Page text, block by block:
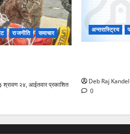
राजनीति समाचार
श्रावण २४, आईतवार प्रकाशित
अन्तरास्ट्रिय
Deb Raj Kandel
0